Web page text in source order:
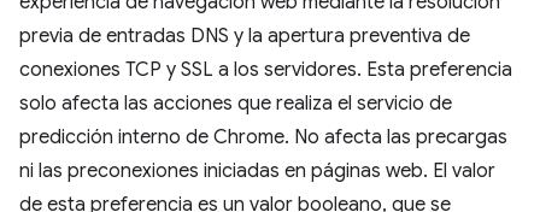
previa de entradas DNS y la apertura preventiva de
conexiones TCP y SSL a los servidores. Esta preferencia
solo afecta las acciones que realiza el servicio de
predicción interno de Chrome. No afecta las precargas
ni las preconexiones iniciadas en páginas web. El valor
de esta preferencia es un valor booleano, que se